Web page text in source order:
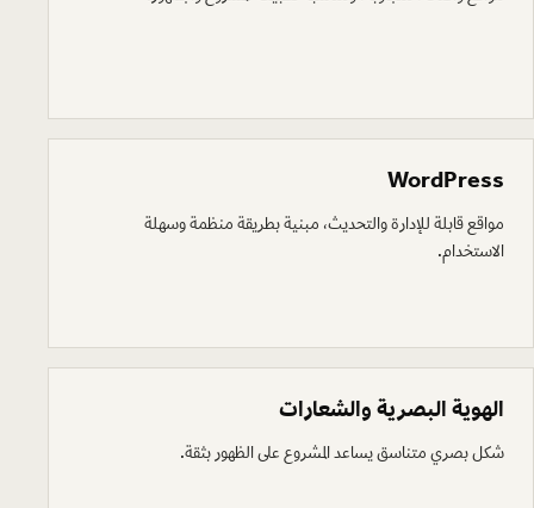
WordPress
مواقع قابلة للإدارة والتحديث، مبنية بطريقة منظمة وسهلة
الاستخدام.
الهوية البصرية والشعارات
شكل بصري متناسق يساعد المشروع على الظهور بثقة.